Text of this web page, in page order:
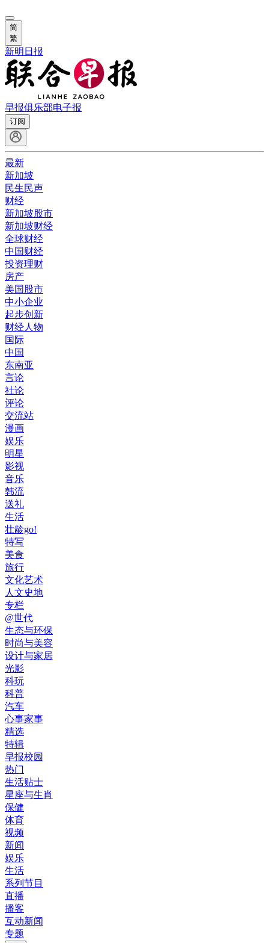
简
繁
新明日报
早报俱乐部电子报
订阅
最新
新加坡
民生民声
财经
新加坡股市
新加坡财经
全球财经
中国财经
投资理财
房产
美国股市
中小企业
起步创新
财经人物
国际
中国
东南亚
言论
社论
评论
交流站
漫画
娱乐
明星
影视
音乐
韩流
送礼
生活
壮龄go!
特写
美食
旅行
文化艺术
人文史地
专栏
@世代
生态与环保
时尚与美容
设计与家居
光影
科玩
科普
汽车
心事家事
精选
特辑
早报校园
热门
生活贴士
星座与生肖
保健
体育
视频
新闻
娱乐
生活
系列节目
直播
播客
互动新闻
专题